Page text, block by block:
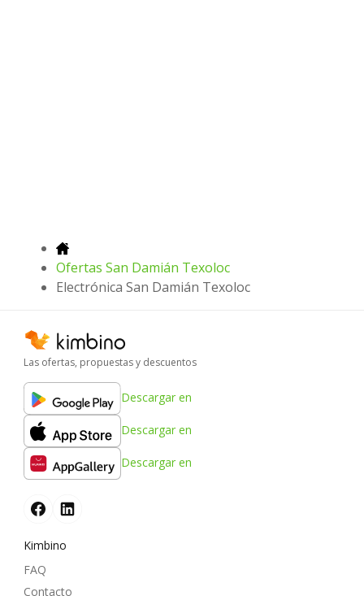
Ofertas San Damián Texoloc
Electrónica San Damián Texoloc
Las ofertas, propuestas y descuentos
Descargar en
Descargar en
Descargar en
Kimbino
FAQ
Contacto